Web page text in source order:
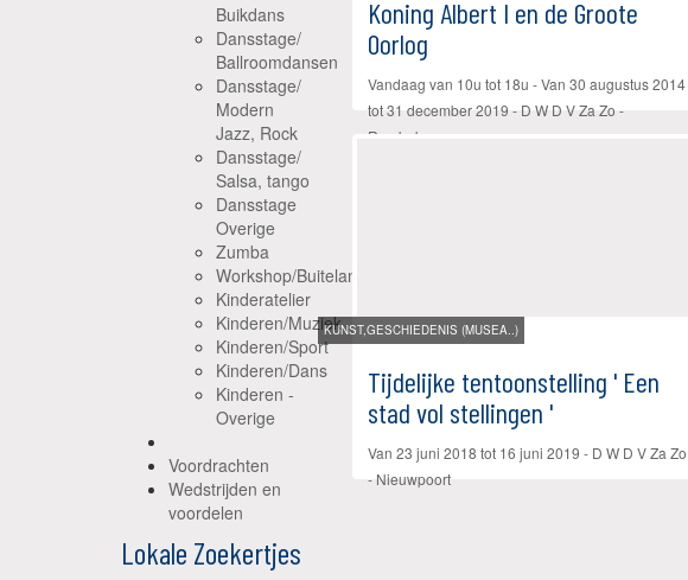
Buikdans
Dansstage/
Ballroomdansen
Dansstage/
Modern
Jazz, Rock
Dansstage/
Salsa, tango
Dansstage
Overige
Zumba
Workshop/Buiteland
Kinderatelier
Kinderen/Muziek
Kinderen/Sport
Kinderen/Dans
Kinderen -
Overige
Voordrachten
Wedstrijden en
voordelen
Lokale Zoekertjes
Koning Albert I en de Groote
Oorlog
Vandaag van 10u tot 18u - Van 30 augustus 2014
tot31 december 2019- D W D V Za Zo -
Rumbeke
KUNST,GESCHIEDENIS (MUSEA..)
Tijdelijke tentoonstelling ' Een
stad vol stellingen '
Van 23 juni 2018 tot 16 juni 2019 - D W D V Za Zo
-Nieuwpoort